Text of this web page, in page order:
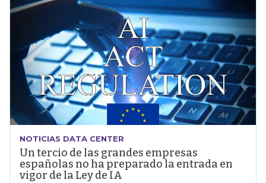
NOTICIAS DATA CENTER
Un tercio de las grandes empresas
españolas no ha preparado la entrada en
vigor de la Ley de IA